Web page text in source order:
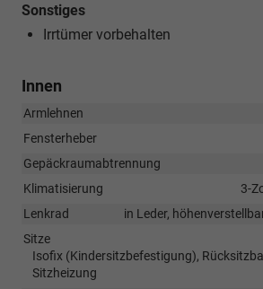
Sonstiges
Irrtümer vorbehalten
Innen
Armlehnen
Fensterheber
Gepäckraumabtrennung
Klimatisierung
3-
Lenkrad
in Leder,
Sitze
Isofix (Kindersitzbefestigung),
Sitzheizung